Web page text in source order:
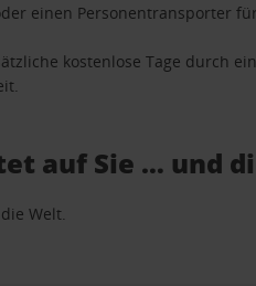
einen Personentransporter
kostenlose Tage durch
auf Sie … und
Welt.